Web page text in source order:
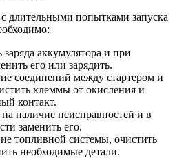
длительными попытками запуска
аккумулятора и при
его или зарядить.
соединений между стартером и
клеммы от окисления и
контакт.
наличие неисправностей и в
заменить его.
топливной системы, очистить
необходимые детали.